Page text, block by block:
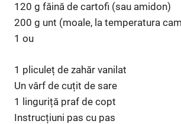
120 g făină de cartofi (sau amidon)
200 g unt (moale, la temperatura
1 ou
1 pliculeț de zahăr vanilat
Un vârf de cuțit de sare
1 linguriță praf de copt
Instrucțiuni pas cu pas